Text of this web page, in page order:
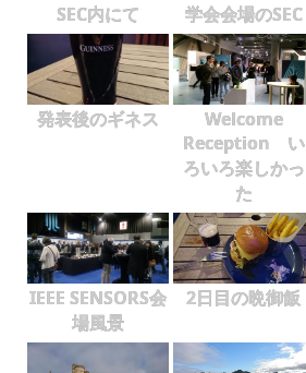
SEC内にて 学会会場のSEC
発表後のギネス
Welcome
Reception い
ろいろ楽しかっ
た
IEEE SENSORS会
場風景
2日目の晩御飯